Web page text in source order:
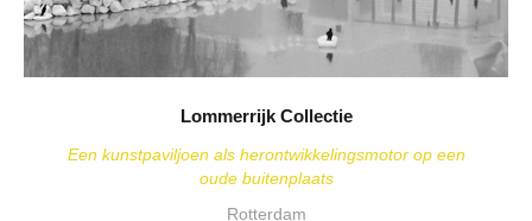
Lommerrijk Collectie
Een kunstpaviljoen als herontwikkelingsmotor op een
oude buitenplaats
Rotterdam